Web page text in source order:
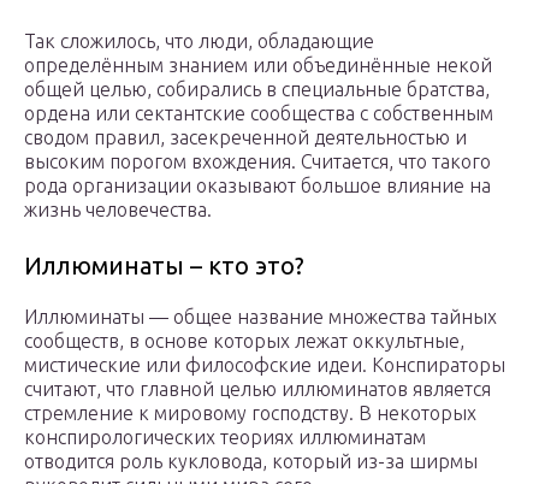
Так сложилось, что люди, обладающие
определённым знанием или объединённые некой
общей целью, собирались в специальные братства,
ордена или сектантские сообщества с собственным
сводом правил, засекреченной деятельностью и
высоким порогом вхождения. Считается, что такого
рода организации оказывают большое влияние на
жизнь человечества.
Иллюминаты – кто это?
Иллюминаты — общее название множества тайных
сообществ, в основе которых лежат оккультные,
мистические или философские идеи. Конспираторы
считают, что главной целью иллюминатов является
стремление к мировому господству. В некоторых
конспирологических теориях иллюминатам
отводится роль кукловода, который из-за ширмы